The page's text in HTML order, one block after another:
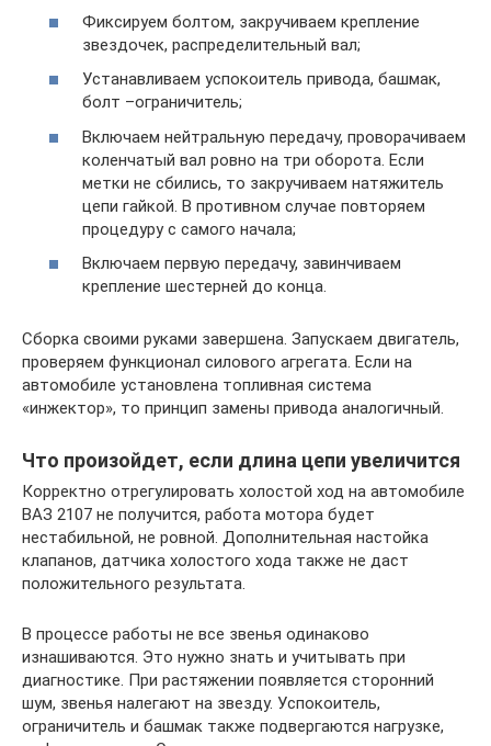
Фиксируем болтом, закручиваем крепление
звездочек, распределительный вал;
Устанавливаем успокоитель привода, башмак,
болт –ограничитель;
Включаем нейтральную передачу, проворачиваем
коленчатый вал ровно на три оборота. Если
метки не сбились, то закручиваем натяжитель
цепи гайкой. В противном случае повторяем
процедуру с самого начала;
Включаем первую передачу, завинчиваем
крепление шестерней до конца.
Сборка своими руками завершена. Запускаем двигатель,
проверяем функционал силового агрегата. Если на
автомобиле установлена топливная система
«инжектор», то принцип замены привода аналогичный.
Что произойдет, если длина цепи увеличится
Корректно отрегулировать холостой ход на автомобиле
ВАЗ 2107 не получится, работа мотора будет
нестабильной, не ровной. Дополнительная настойка
клапанов, датчика холостого хода также не даст
положительного результата.
В процессе работы не все звенья одинаково
изнашиваются. Это нужно знать и учитывать при
диагностике. При растяжении появляется сторонний
шум, звенья налегают на звезду. Успокоитель,
ограничитель и башмак также подвергаются нагрузке,